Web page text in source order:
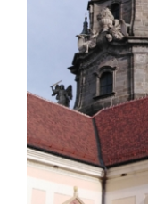
Info Center
Downloads
Place of learning
Culinary